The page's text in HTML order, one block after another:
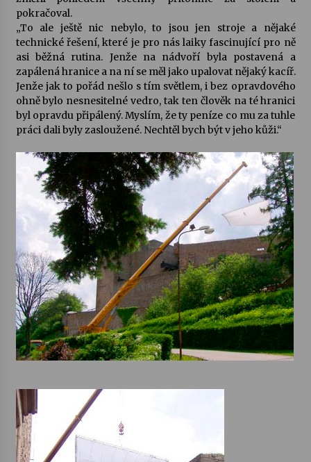
17. 7. 2026
Ozvěny prázdnin
14. 7. 2026
Za kulturou kousek za Humpolec. V Želivě ožije
odkaz Josefa Čapka
Varhanní recitál Michala Novenka v Klášteře
Želiv
3. 7. 2026
Petr Adamec – Malovaný svět
30. 6. 2026
pokračoval.
„To ale ještě nic nebylo, to jsou jen stroje a nějaké
technické řešení, které je pro nás laiky fascinující pro ně
asi běžná rutina. Jenže na nádvoří byla postavená a
zapálená hranice a na ní se měl jako upalovat nějaký kacíř.
Jenže jak to pořád nešlo s tím světlem, i bez opravdového
ohně bylo nesnesitelné vedro, tak ten člověk na té hranici
byl opravdu připálený. Myslím, že ty peníze co mu za tuhle
práci dali byly zasloužené. Nechtěl bych být v jeho kůži.“